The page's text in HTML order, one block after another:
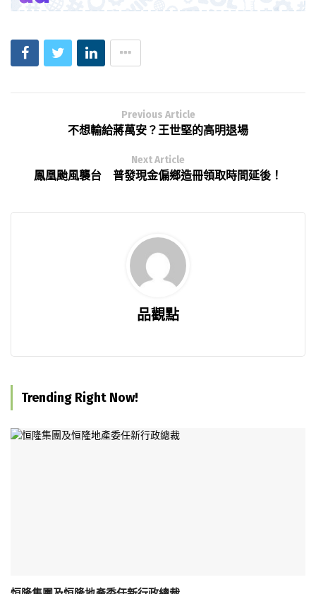
Previous Article
不想輸給蔣萬安？王世堅的高明退場
Next Article
鳳凰颱風襲台 普發現金偏鄉造冊領取時間延後！
品觀點
Trending Right Now!